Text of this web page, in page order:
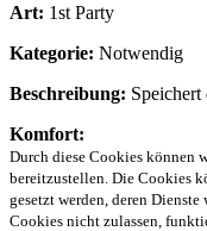
Art: 1st Party
Kategorie: Notwendig
Beschreibung:
Komfort:
Durch diese Cookies können
bereitzustellen. Die Cookies
gesetzt werden, deren
Cookies nicht zulassen,